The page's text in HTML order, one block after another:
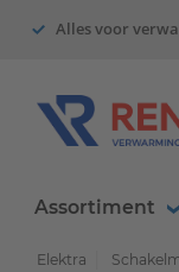
Alles voor
Assortiment
Elektra